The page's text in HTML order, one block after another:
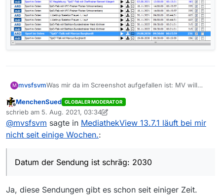
M mvsfsvmWas mir da im Screenshot aufgefallen ist: MV will
Jahren normalerweise nicht mehr vor. Wenn doch,
gab’s da in den Fällen einen Fehler, der nach einer
Meldung schnell behoben wurde. Hier landet
allerdings eine MP4-Datei auf der Platte. Daher
dürfte das ein Problem mit den Einstellungen sein.
Ach ja, auch das Datum der Sendung ist schräg:
2030
Gibt’s auch bei weiteren Sendungen:
Offline
MenchenSued GLOBALER MODERATOR
schrieb am 5. Aug. 2021, 03:34
zuletzt editiert von MenchenSued
@mvsfsvm sagte in MediathekView 13.7.1 läuft bei mir
nicht seit einige Wochen.:
Datum der Sendung ist schräg: 2030
Ja, diese Sendungen gibt es schon seit einiger Zeit.